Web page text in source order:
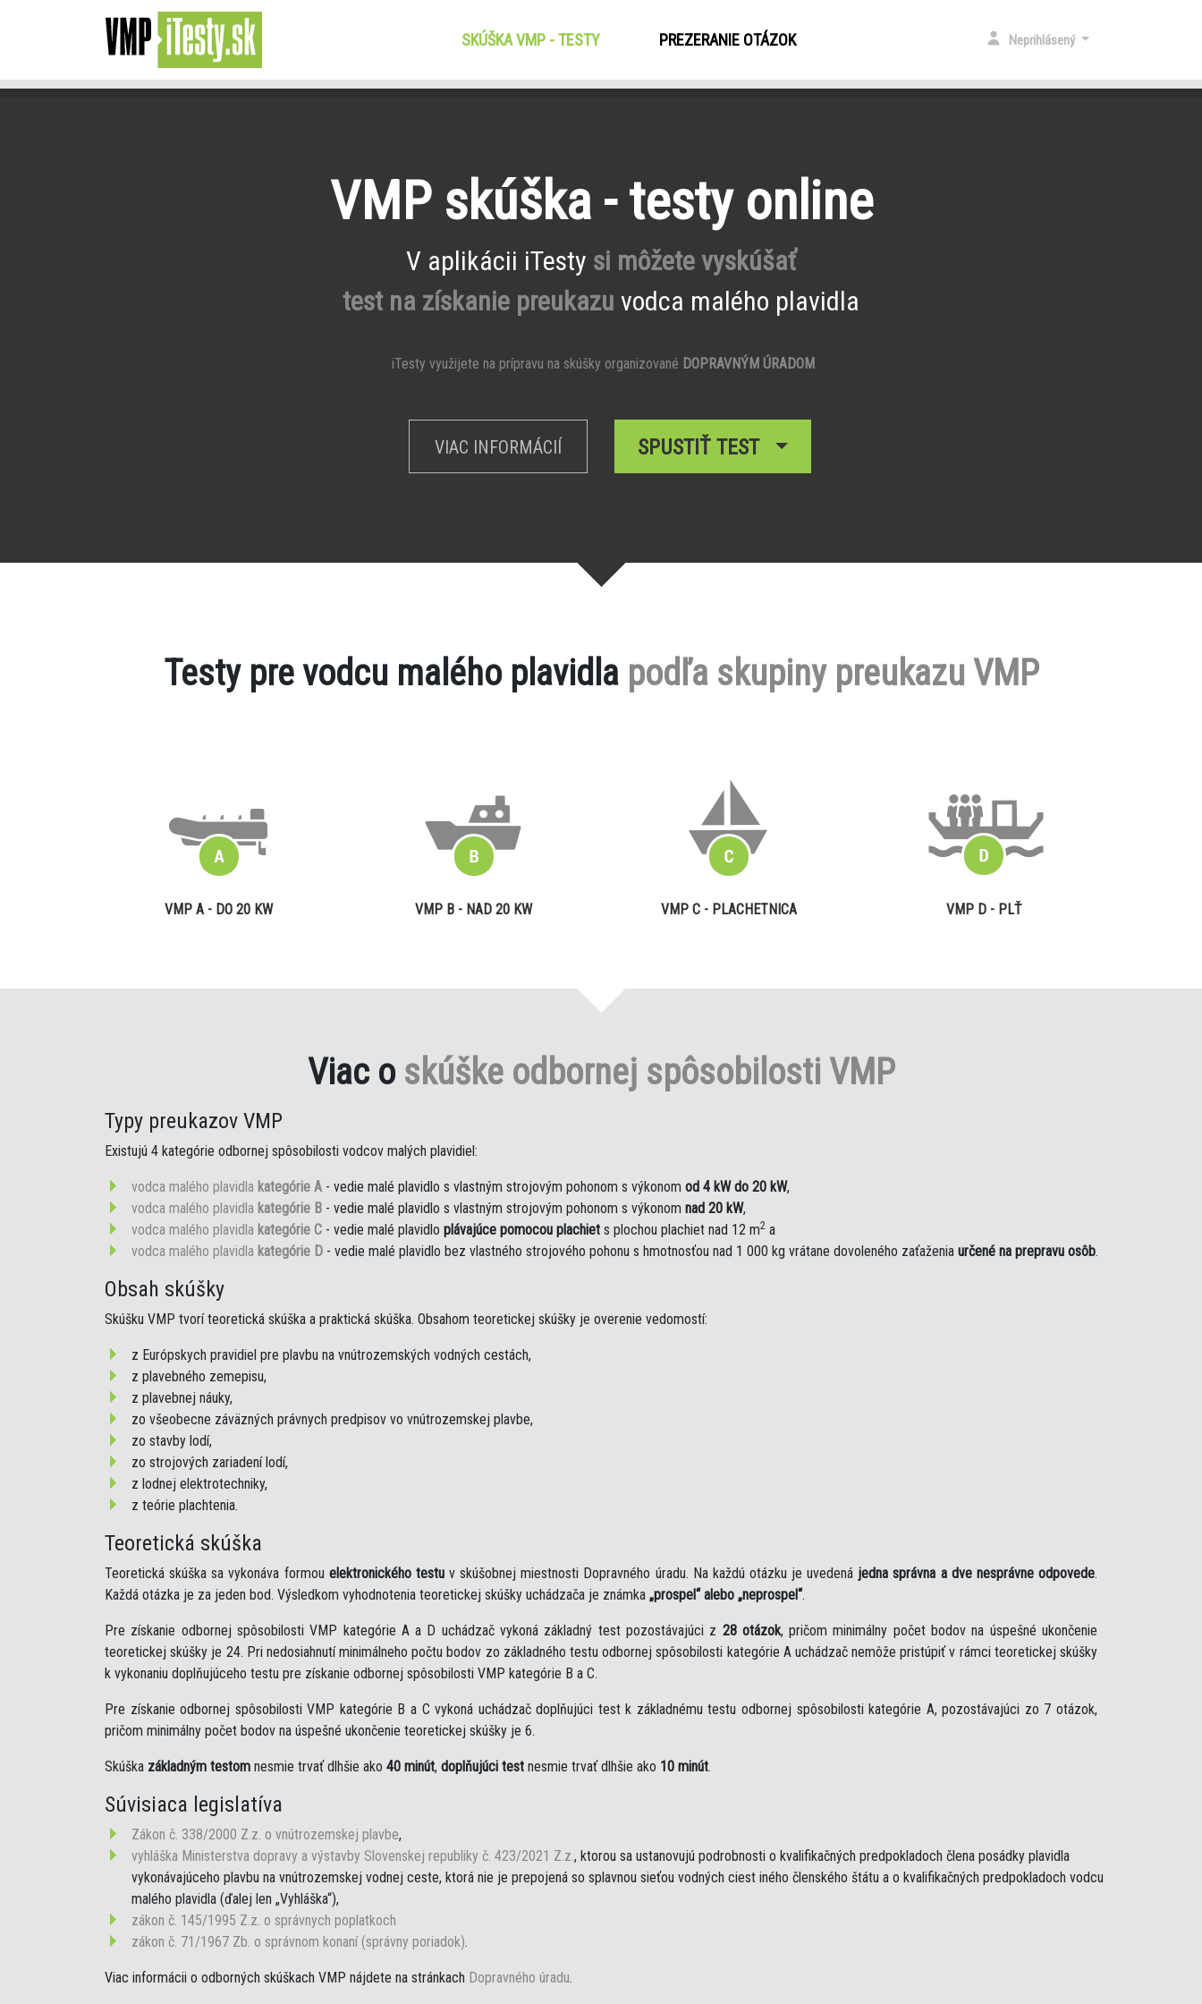
SKÚŠKA VMP - TESTY(CURRENT)PREZERANIE OTÁZOK Neprihlásený
VMP skúška - testy online
V aplikácii iTesty si môžete vyskúšať
test na získanie preukazu vodca malého plavidla
iTesty využijete na prípravu na skúšky organizované DOPRAVNÝM ÚRADOM.
VIAC INFORMÁCIÍ SPUSTIŤ TEST
Testy pre vodcu malého plavidla podľa skupiny preukazu VMP
VMP A - DO 20 KW VMP B - NAD 20 KW VMP C - PLACHETNICA VMP D - PLŤ
Viac o skúške odbornej spôsobilosti VMP
Typy preukazov VMP
Existujú 4 kategórie odbornej spôsobilosti vodcov malých plavidiel:
vodca malého plavidla kategórie A - vedie malé plavidlo s vlastným strojovým pohonom s výkonom od 4 kW do 20 kW,
vodca malého plavidla kategórie B - vedie malé plavidlo s vlastným strojovým pohonom s výkonom nad 20 kW,
vodca malého plavidla kategórie C - vedie malé plavidlo plávajúce pomocou plachiet s plochou plachiet nad 12 m2 a
vodca malého plavidla kategórie D - vedie malé plavidlo bez vlastného strojového pohonu s hmotnosťou nad 1 000 kg vrátane dovoleného zaťaženia určené na prepravu osôb.
Obsah skúšky
Skúšku VMP tvorí teoretická skúška a praktická skúška. Obsahom teoretickej skúšky je overenie vedomostí:
z Európskych pravidiel pre plavbu na vnútrozemských vodných cestách,
z plavebného zemepisu,
z plavebnej náuky,
zo všeobecne záväzných právnych predpisov vo vnútrozemskej plavbe,
zo stavby lodí,
zo strojových zariadení lodí,
z lodnej elektrotechniky,
z teórie plachtenia.
Teoretická skúška
Teoretická skúška sa vykonáva formou elektronického testuv skúšobnej miestnosti Dopravného úradu. Na každú otázku je uvedená jedna správna a dve nesprávne odpovede.
Každá otázka je za jeden bod. Výsledkom vyhodnotenia teoretickej skúšky uchádzača je známka „prospel“ alebo „neprospel“.
Pre získanie odbornej spôsobilosti VMP kategórie A a D uchádzač vykoná základný test pozostávajúci z 28 otázok, pričom minimálny počet bodov na úspešné ukončenie
teoretickej skúšky je 24. Pri nedosiahnutí minimálneho počtu bodov zo základného testu odbornej spôsobilosti kategórie A uchádzač nemôže pristúpiť v rámci teoretickej skúšky
k vykonaniu doplňujúceho testu pre získanie odbornej spôsobilosti VMP kategórie B a C.
Pre získanie odbornej spôsobilosti VMP kategórie B a C vykoná uchádzač doplňujúci test k základnému testu odbornej spôsobilosti kategórie A, pozostávajúci zo 7 otázok,
pričom minimálny počet bodov na úspešné ukončenie teoretickej skúšky je 6.
Skúška základným testom nesmie trvať dlhšie ako 40 minút, doplňujúci test nesmie trvať dlhšie ako 10 minút.
Súvisiaca legislatíva
Zákon č. 338/2000 Z.z. o vnútrozemskej plavbe,
vyhláška Ministerstva dopravy a výstavby Slovenskej republiky č. 423/2021 Z.z., ktorou sa ustanovujú podrobnosti o kvalifikačných predpokladoch člena posádky plavidla
vykonávajúceho plavbu na vnútrozemskej vodnej ceste, ktorá nie je prepojená so splavnou sieťou vodných ciest iného členského štátu a o kvalifikačných predpokladoch vodcu
malého plavidla (ďalej len „Vyhláška“),
zákon č. 145/1995 Z.z. o správnych poplatkoch
zákon č. 71/1967 Zb. o správnom konaní (správny poriadok).
Viac informácii o odborných skúškach VMP nájdete na stránkach Dopravného úradu.